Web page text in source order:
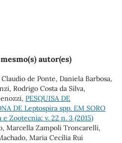
autor(es)
de Ponte, Daniela Barbosa,
Rodrigo Costa da Silva,
PESQUISA DE
DE Leptospira spp. EM SORO
Zootecnia: v. 22 n. 3 (2015)
Marcella Zampoli Troncarelli,
Maria Cecília Rui